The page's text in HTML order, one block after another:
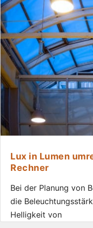
Lux in Lumen
Rechner
Bei der Planung von
die
Helligkeit von